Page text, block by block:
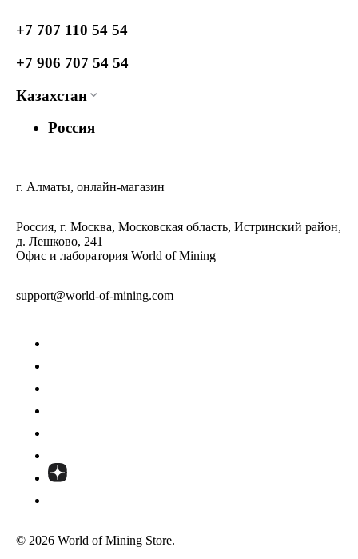
+7 707 110 54 54
+7 906 707 54 54
Казахстан
Россия
г. Алматы, онлайн-магазин
Россия, г. Москва, Московская область, Истринский район,
д. Лешково, 241
Офис и лаборатория World of Mining
support@world-of-mining.com
© 2026 World of Mining Store.